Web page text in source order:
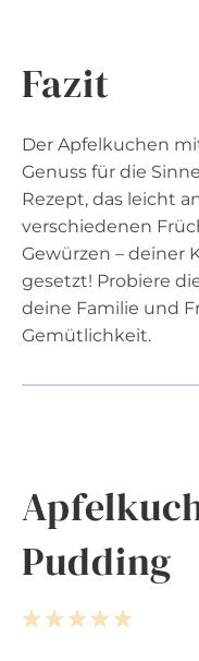
Fazit
Der Apfelkuchen
Genuss für die
Rezept, das leicht
verschiedenen
Gewürzen – deiner
gesetzt! Probiere
deine Familie und
Gemütlichkeit.
Pudding
5
4
3
2
1